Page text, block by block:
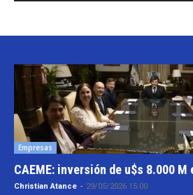
Empresas
CAEME: inversión de u$s 8.000 M
Christian Atance - 29/05/2026 15:00